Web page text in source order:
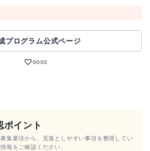
プログラム公式ページ
♡0002
ポイント
集要項から、見落としやすい事項を整理してい
報をご確認ください。